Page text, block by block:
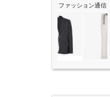
ファッション通信